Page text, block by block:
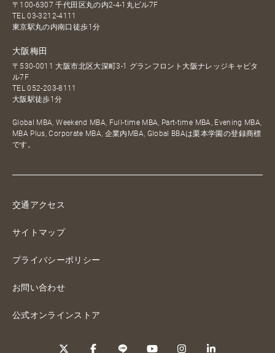
〒100-6307 千代田区丸の内2-4-1丸ビル7F
TEL03-3212-4111
東京駅丸の内南口徒歩1分
大阪梅田
〒530-0011 大阪市北区大深町3-1 グランフロント大阪ナレッジキャピタ
ル7F
TEL052-203-8111
大阪駅徒歩1分
Global MBA, Weekend MBA, Full-time MBA, Part-time MBA, Evening MBA,
MBA Plus, Corporate MBA, 企業内MBA, Global BBAは栗本学園の登録商標
です。
交通アクセス
サイトマップ
プライバシーポリシー
お問い合わせ
公式オンラインストア